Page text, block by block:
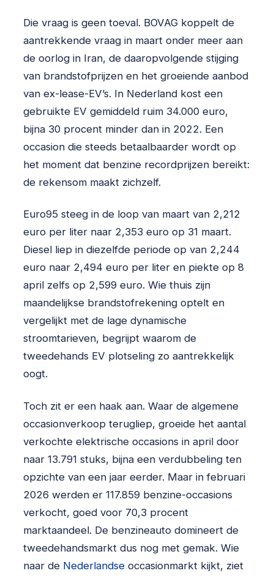
Die vraag is geen toeval. BOVAG koppelt de
aantrekkende vraag in maart onder meer aan
de oorlog in Iran, de daaropvolgende stijging
van brandstofprijzen en het groeiende aanbod
van ex-lease-EV’s. In Nederland kost een
gebruikte EV gemiddeld ruim 34.000 euro,
bijna 30 procent minder dan in 2022. Een
occasion die steeds betaalbaarder wordt op
het moment dat benzine recordprijzen bereikt:
de rekensom maakt zichzelf.
Euro95 steeg in de loop van maart van 2,212
euro per liter naar 2,353 euro op 31 maart.
Diesel liep in diezelfde periode op van 2,244
euro naar 2,494 euro per liter en piekte op 8
april zelfs op 2,599 euro. Wie thuis zijn
maandelijkse brandstofrekening optelt en
vergelijkt met de lage dynamische
stroomtarieven, begrijpt waarom de
tweedehands EV plotseling zo aantrekkelijk
oogt.
Toch zit er een haak aan. Waar de algemene
occasionverkoop terugliep, groeide het aantal
verkochte elektrische occasions in april door
naar 13.791 stuks, bijna een verdubbeling ten
opzichte van een jaar eerder. Maar in februari
2026 werden er 117.859 benzine-occasions
verkocht, goed voor 70,3 procent
marktaandeel. De benzineauto domineert de
tweedehandsmarkt dus nog met gemak. Wie
naar de Nederlandse occasionmarkt kijkt, ziet